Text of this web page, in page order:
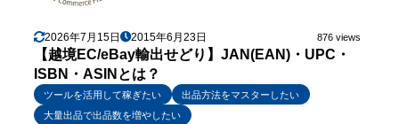
2026年7月15日 2015年6月23日 876 views
【越境EC/eBay輸出せどり】JAN(EAN)・UPC・
ISBN・ASINとは？
ツールを活用して稼ぎたい
出品方法をマスターしたい
大量出品で出品数を増やしたい